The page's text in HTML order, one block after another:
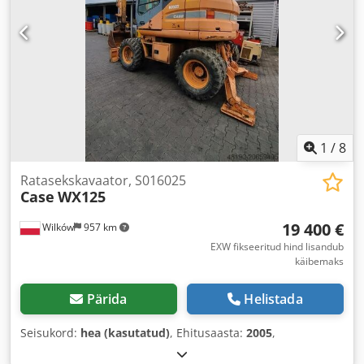
1 /8
Wilków 957 km
Ratasekskavaator, S016025
Case WX125
19 400 €
EXW fikseeritud hind lisandub
käibemaks
Pärida Helistada
Seisukord: hea (kasutatud), Ehitusaasta: 2005,